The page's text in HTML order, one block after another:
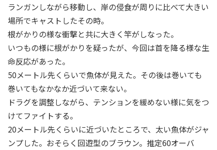
ランガンしながら移動し、岸の侵食が周りに比べて大きい
場所でキャストしたその時。
根がかりの様な衝撃と共に大きく竿がしなった。
いつもの様に根がかりを疑ったが、今回は首を降る様な生
命反応があった。
50メートル先くらいで魚体が見えた。その後は巻いても
巻いてもなかなか近づいて来ない。
ドラグを調整しながら、テンションを緩めない様に気をつ
けてファイトする。
20メートル先くらいに近づいたところで、太い魚体がジャ
ンプした。おそらく回遊型のブラウン。推定60オーバ